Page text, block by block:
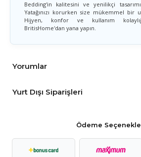
Bedding'in kalitesini ve yenilikçi
Yatağınızı korurken size mükemmel bir
Hijyen, konfor ve kullanım
BritisHome'dan yana yapın.
Yorumlar
Yurt Dışı Siparişleri
Ödeme